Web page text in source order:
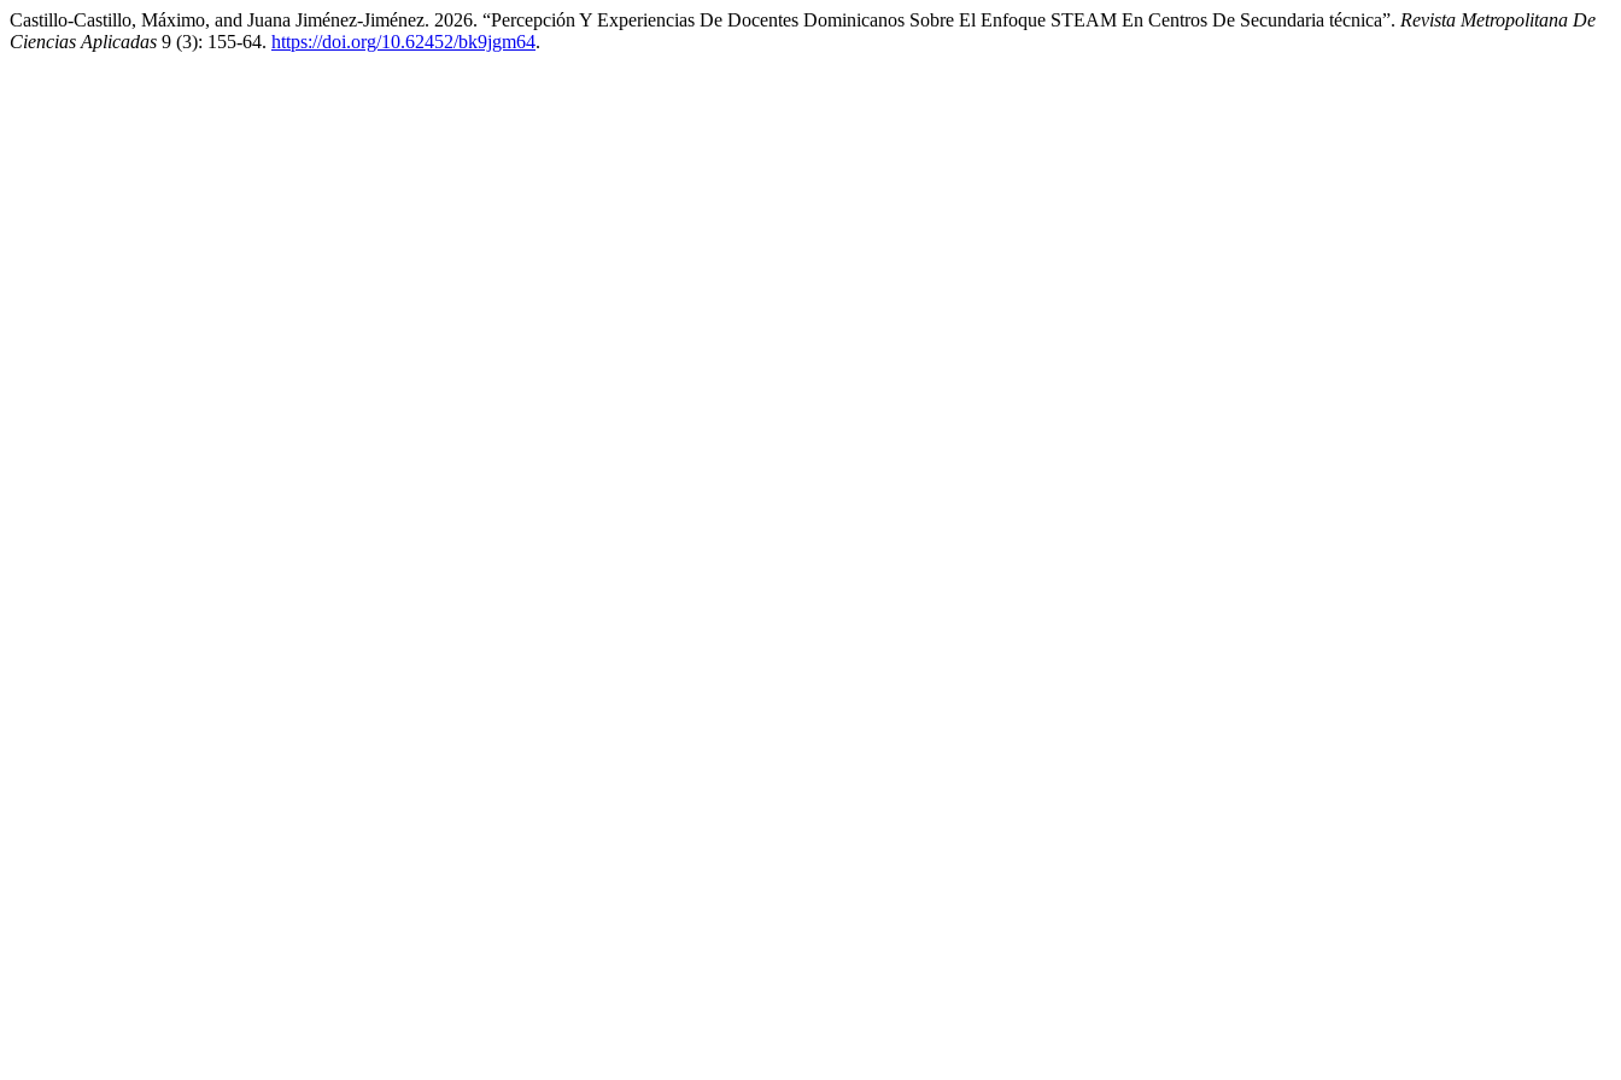
Castillo-Castillo, Máximo, and Juana Jiménez-Jiménez. 2026. “Percepción Y Experiencias De Docentes Dominicanos Sobre El Enfoque STEAM En Centros De Secundaria técnica”. Revista Metropolitana De
Ciencias Aplicadas 9 (3): 155-64. https://doi.org/10.62452/bk9jgm64.